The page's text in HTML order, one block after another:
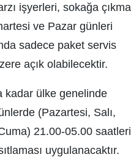
işyerleri, sokağa çıkma
ve Pazar günleri
sadece paket servis
açık olabilecektir.
kadar ülke genelinde
(Pazartesi, Salı,
21.00­-05.00 saatleri
uygulanacaktır.